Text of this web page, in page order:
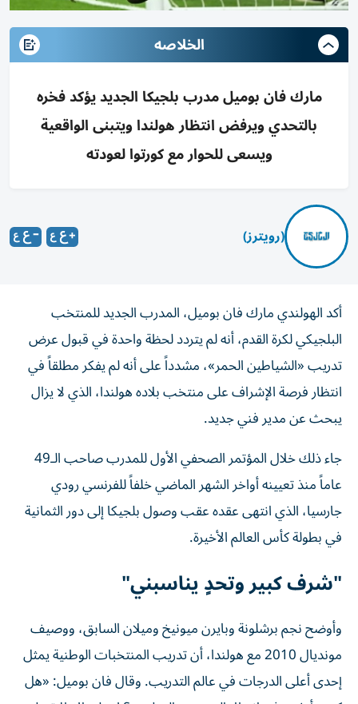
الخلاصه
مارك فان بوميل مدرب بلجيكا الجديد يؤكد فخره
بالتحدي ويرفض انتظار هولندا ويتبنى الواقعية
ويسعى للحوار مع كورتوا لعودته
(رويترز)
أكد الهولندي مارك فان بوميل، المدرب الجديد للمنتخب
البلجيكي لكرة القدم، أنه لم يتردد لحظة واحدة في قبول عرض
تدريب «الشياطين الحمر»، مشدداً على أنه لم يفكر مطلقاً في
انتظار فرصة الإشراف على منتخب بلاده هولندا، الذي لا يزال
يبحث عن مدير فني جديد.
جاء ذلك خلال المؤتمر الصحفي الأول للمدرب صاحب الـ49
عاماً منذ تعيينه أواخر الشهر الماضي خلفاً للفرنسي رودي
جارسيا، الذي انتهى عقده عقب وصول بلجيكا إلى دور الثمانية
في بطولة كأس العالم الأخيرة.
"شرف كبير وتحدٍ يناسبني"
وأوضح نجم برشلونة وبايرن ميونيخ وميلان السابق، ووصيف
مونديال 2010 مع هولندا، أن تدريب المنتخبات الوطنية يمثل
إحدى أعلى الدرجات في عالم التدريب. وقال فان بوميل: «هل